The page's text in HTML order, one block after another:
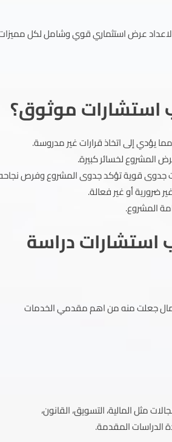
لاعداد عرض استثماري قوي وشامل لكل
استشارات موثوق؟
يؤدي إلى اتخاذ قرارات غير مدروسة.
المشروع لخسائر كبيرة.
جدوى قوية تؤكد جدوى المشروع وفرص
ضرورية أو غير فعالة.
المشروع.
دراسة
جعلت منه من اهم مقدمي الخدمات
مثل المالية، التسويق، القانون،
الدراسات المقدمة.